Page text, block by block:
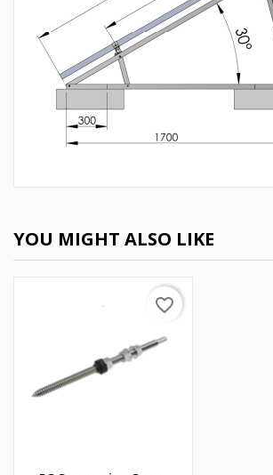
YOU MIGHT ALSO LIKE
favorite_border